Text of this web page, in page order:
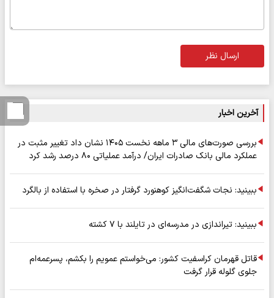
ارسال نظر
آخرین اخبار
بررسی صورت‌های مالی ۳ ماهه نخست ۱۴۰۵ نشان داد تغییر مثبت در
عملکرد مالی بانک صادرات ایران/ درآمد عملیاتی ۸۰ درصد رشد کرد
ببینید: نجات شگفت‌انگیز کوهنورد گرفتار در صخره با استفاده از بالگرد
ببینید: تیراندازی در مدرسه‌ای در تایلند با ۷ کشته
قاتل قهرمان کراسفیت کشور: می‌خواستم عمویم را بکشم، پسرعمه‌ام
جلوی گلوله قرار گرفت